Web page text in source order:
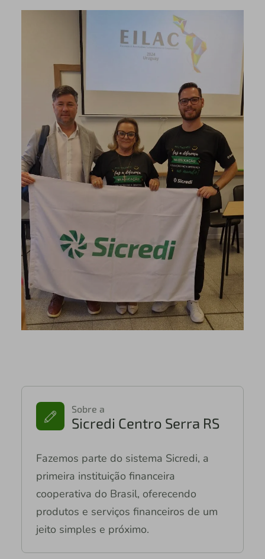
Sobre a
Sicredi Centro Serra RS
Fazemos parte do sistema Sicredi, a
primeira instituição financeira
cooperativa do Brasil, oferecendo
produtos e serviços financeiros de um
jeito simples e próximo.